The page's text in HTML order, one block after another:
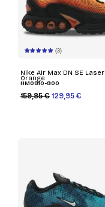
(3)
Nike Air Max DN SE Laser
Orange
HM0810-800
159,95 € 129,95 €